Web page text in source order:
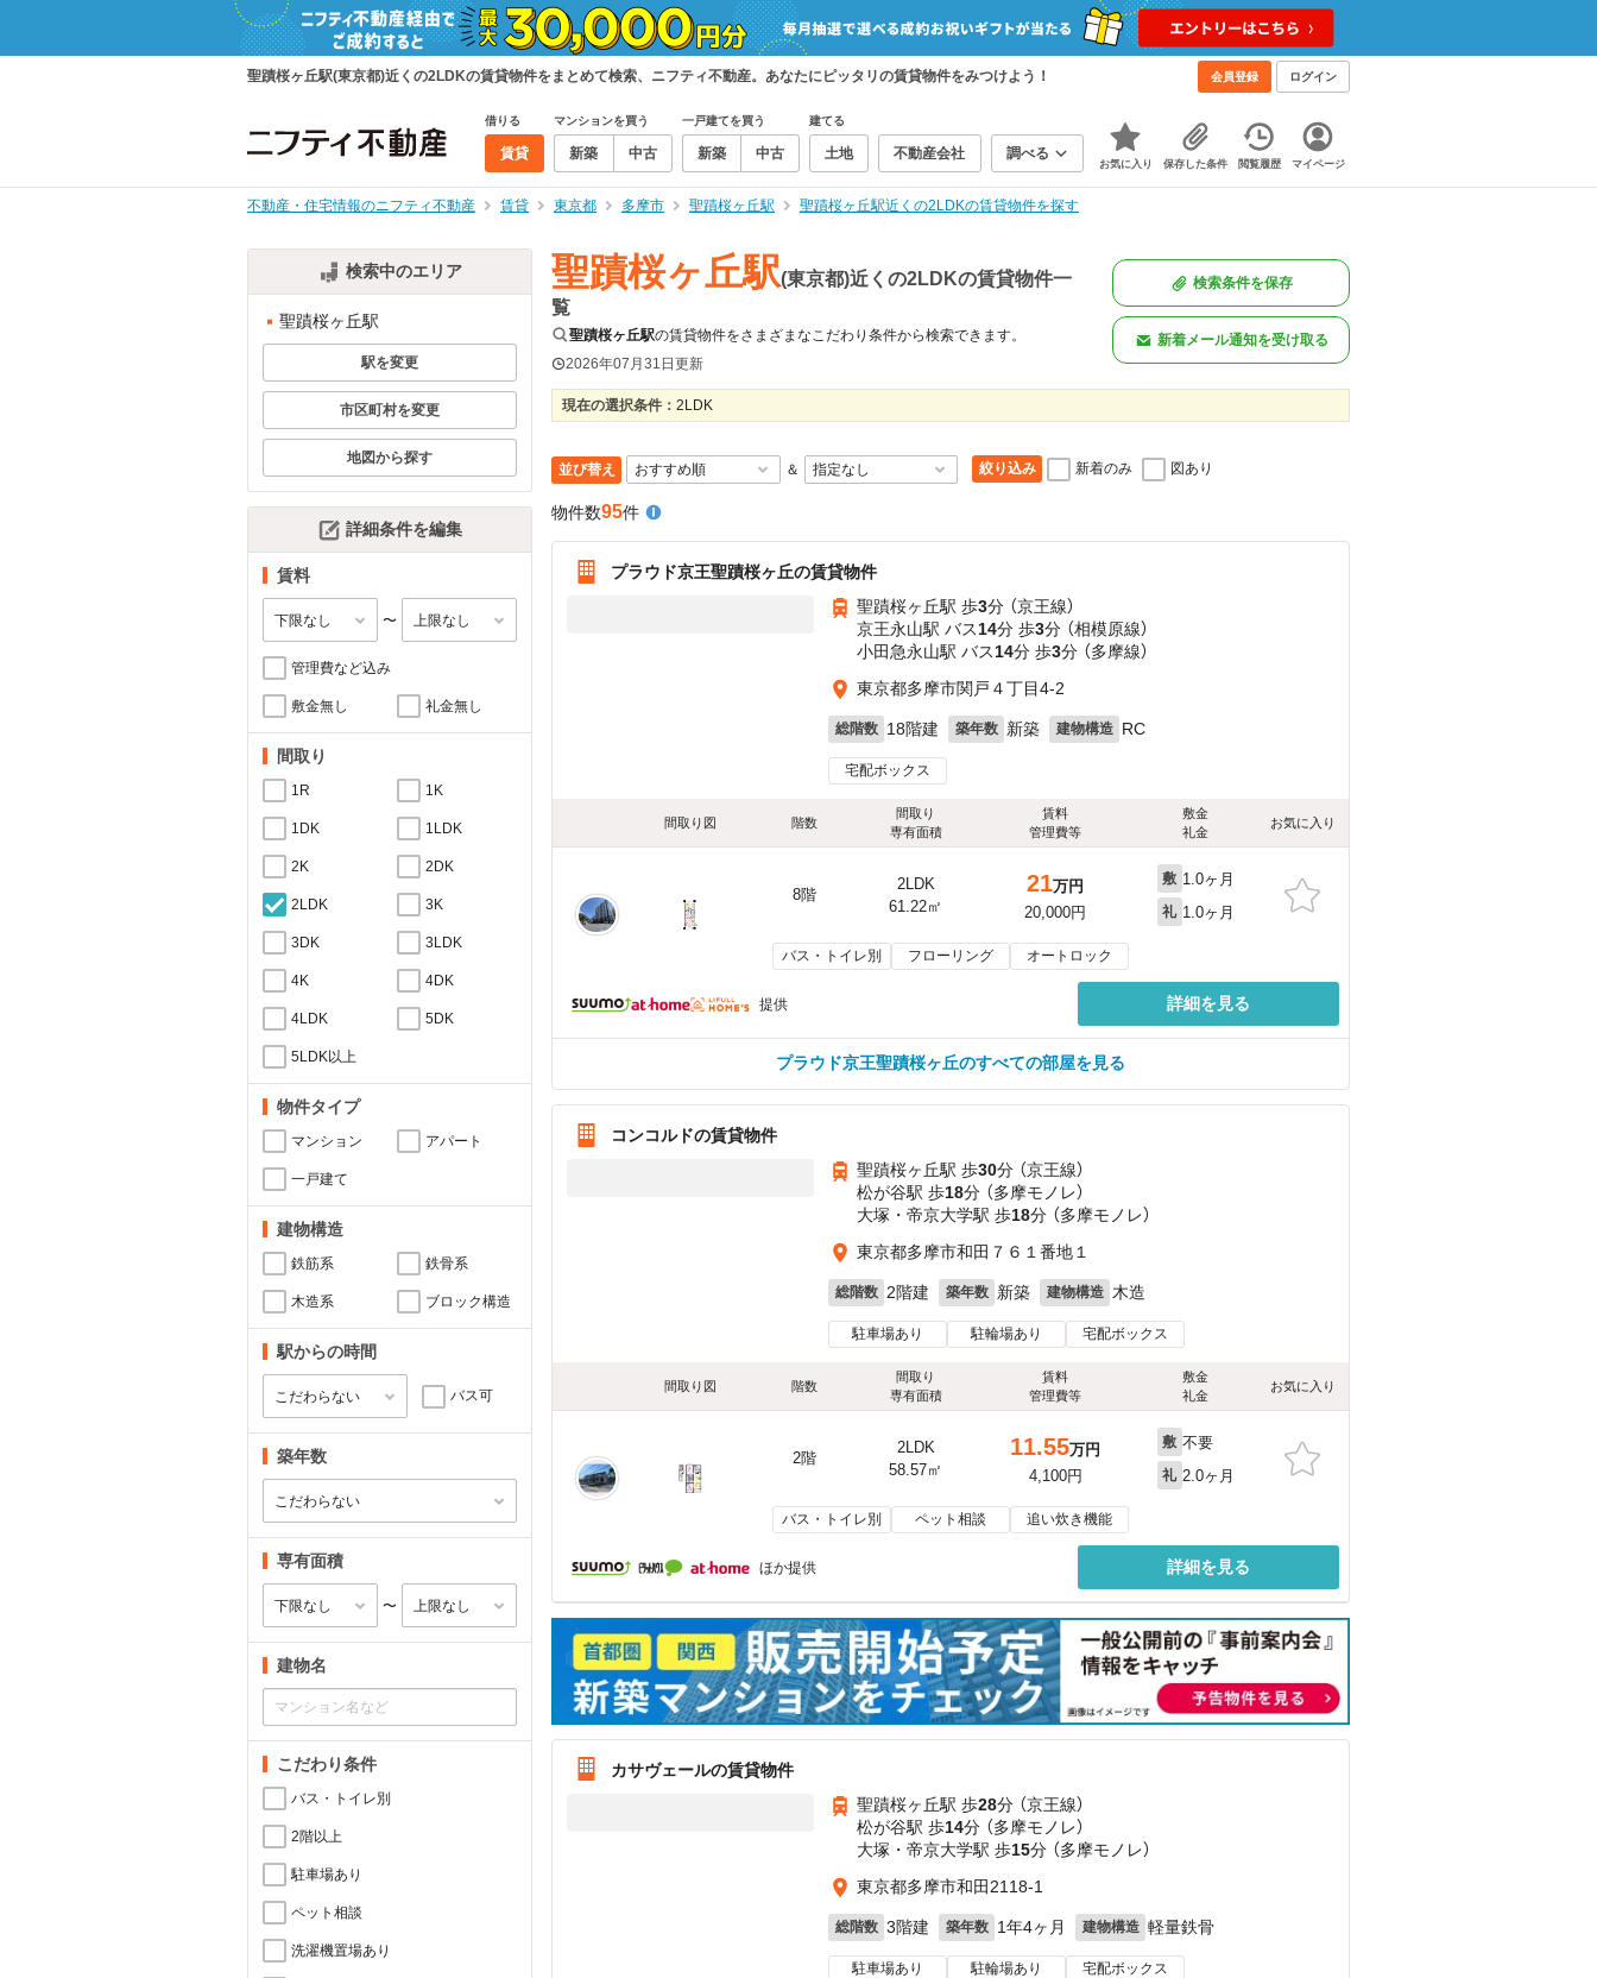
聖蹟桜ヶ丘駅(東京都)近くの2LDKの賃貸物件をまとめて検索、ニフティ不動産。あなたにピッタリの賃貸物件をみつけよう！ 会員登録 ログイン
借りる
賃貸
マンションを買う
新築 中古
一戸建てを買う
新築 中古
建てる
土地 不動産会社 調べる
お気に入り 保存した条件 閲覧履歴 マイページ
不動産・住宅情報のニフティ不動産 賃貸 東京都 多摩市 聖蹟桜ヶ丘駅 聖蹟桜ヶ丘駅近くの2LDKの賃貸物件を探す
検索中のエリア
聖蹟桜ヶ丘駅
駅を変更
市区町村を変更
地図から探す
詳細条件を編集
賃料
〜
管理費など込み
敷金無し 礼金無し
間取り
1R 1K
1DK 1LDK
2K 2DK
2LDK 3K
3DK 3LDK
4K 4DK
4LDK 5DK
5LDK以上
物件タイプ
マンション アパート
一戸建て
建物構造
鉄筋系 鉄骨系
木造系 ブロック構造
駅からの時間
バス可
築年数
専有面積
〜
建物名
こだわり条件
バス・トイレ別
2階以上
駐車場あり
ペット相談
洗濯機置場あり
聖蹟桜ヶ丘駅(東京都)近くの2LDKの賃貸物件一
覧
聖蹟桜ヶ丘駅の賃貸物件をさまざまなこだわり条件から検索できます。
2026年07月31日更新
検索条件を保存
新着メール通知を受け取る
現在の選択条件： 2LDK
並び替え ＆ 絞り込み 新着のみ 図あり
物件数95件
プラウド京王聖蹟桜ヶ丘の賃貸物件
聖蹟桜ヶ丘駅 歩3分 （京王線）
京王永山駅 バス14分 歩3分 （相模原線）
小田急永山駅 バス14分 歩3分 （多摩線）
東京都多摩市関戸４丁目4-2
総階数 18階建 築年数 新築 建物構造 RC
宅配ボックス
間取り図 階数
間取り
専有面積
賃料
管理費等
敷金
礼金
お気に入り
8階
2LDK
61.22㎡
21万円
20,000円
敷 1.0ヶ月
礼 1.0ヶ月
バス・トイレ別 フローリング オートロック
提供 詳細を見る
プラウド京王聖蹟桜ヶ丘のすべての部屋を見る
コンコルドの賃貸物件
聖蹟桜ヶ丘駅 歩30分 （京王線）
松が谷駅 歩18分 （多摩モノレ）
大塚・帝京大学駅 歩18分 （多摩モノレ）
東京都多摩市和田７６１番地１
総階数 2階建 築年数 新築 建物構造 木造
駐車場あり 駐輪場あり 宅配ボックス
間取り図 階数
間取り
専有面積
賃料
管理費等
敷金
礼金
お気に入り
2階
2LDK
58.57㎡
11.55万円
4,100円
敷 不要
礼 2.0ヶ月
バス・トイレ別 ペット相談 追い炊き機能
ほか提供 詳細を見る
カサヴェールの賃貸物件
聖蹟桜ヶ丘駅 歩28分 （京王線）
松が谷駅 歩14分 （多摩モノレ）
大塚・帝京大学駅 歩15分 （多摩モノレ）
東京都多摩市和田2118-1
総階数 3階建 築年数 1年4ヶ月 建物構造 軽量鉄骨
駐車場あり 駐輪場あり 宅配ボックス